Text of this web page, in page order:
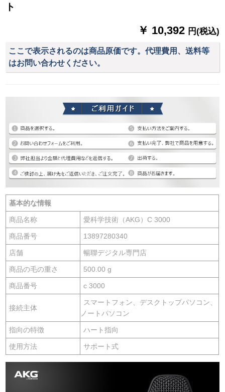
ト
￥ 10,392 円(税込)
ここで表示されるのは商品原価です。代理費用、送料等
はお問い合わせください。
基本的な情報
商品名称 愛科学技術（AKG）C 3000
商品番号 13897280340
店舗 暢聯デジタル専門店
商品の毛の重さ 500.00 g
商品番号 c 3000
接続主体
スマートフォン、デスクトップパソコン、
ノートパソコン
指向の特徴 ハート指向
使用方法 サポート式